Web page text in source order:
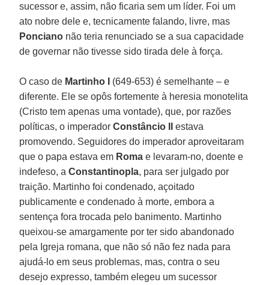
sucessor e, assim, não ficaria sem um líder. Foi um
ato nobre dele e, tecnicamente falando, livre, mas
Ponciano não teria renunciado se a sua capacidade
de governar não tivesse sido tirada dele à força.
O caso de Martinho I (649-653) é semelhante – e
diferente. Ele se opôs fortemente à heresia monotelita
(Cristo tem apenas uma vontade), que, por razões
políticas, o imperadorConstâncio IIestava
promovendo. Seguidores do imperador aproveitaram
que o papa estava em Roma e levaram-no, doente e
indefeso, aConstantinopla, para ser julgado por
traição. Martinho foi condenado, açoitado
publicamente e condenado à morte, embora a
sentença fora trocada pelo banimento. Martinho
queixou-se amargamente por ter sido abandonado
pela Igreja romana, que não só não fez nada para
ajudá-lo em seus problemas, mas, contra o seu
desejo expresso, também elegeu um sucessor